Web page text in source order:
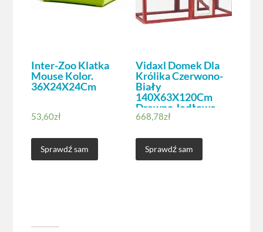
Inter-Zoo Klatka
Mouse Kolor.
36X24X24Cm
53,60zł
Sprawdź sam
Vidaxl Domek Dla
Królika Czerwono-
Biały
140X63X120Cm
Drewno Jodłowe
668,78zł
Sprawdź sam